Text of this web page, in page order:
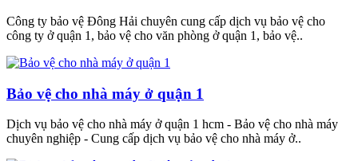
Công ty bảo vệ Đông Hải chuyên cung cấp dịch vụ bảo vệ cho
công ty ở quận 1, bảo vệ cho văn phòng ở quận 1, bảo vệ..
Bảo vệ cho nhà máy ở quận 1
Dịch vụ bảo vệ cho nhà máy ở quận 1 hcm - Bảo vệ cho nhà máy
chuyên nghiệp - Cung cấp dịch vụ bảo vệ cho nhà máy ở..